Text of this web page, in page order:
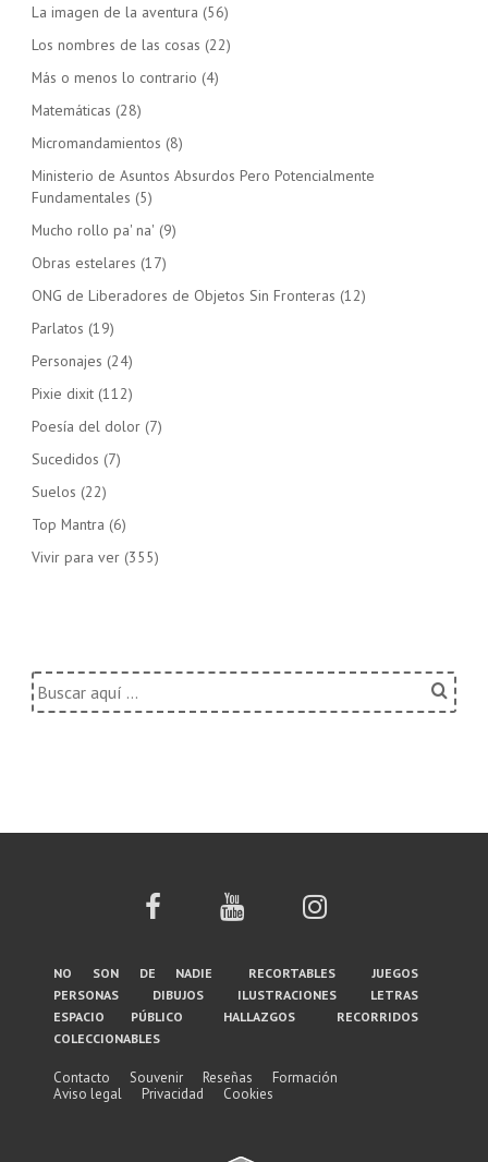
La imagen de la aventura (56)
Los nombres de las cosas (22)
Más o menos lo contrario (4)
Matemáticas (28)
Micromandamientos (8)
Ministerio de Asuntos Absurdos Pero Potencialmente
Fundamentales (5)
Mucho rollo pa' na' (9)
Obras estelares (17)
ONG de Liberadores de Objetos Sin Fronteras (12)
Parlatos (19)
Personajes (24)
Pixie dixit (112)
Poesía del dolor (7)
Sucedidos (7)
Suelos (22)
Top Mantra (6)
Vivir para ver (355)
Buscar
por:
Menú
del
pie
de
no son de nadie recortables
juegos
personas
dibujos ilustraciones
letras
espacio público
hallazgos
recorridos
coleccionables
Contacto Souvenir Reseñas
Formación
Aviso legal
Privacidad Cookies